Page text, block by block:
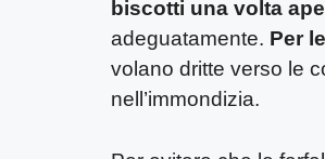
biscotti una volta
adeguatamente. Per
volano dritte verso le
nell’immondizia.